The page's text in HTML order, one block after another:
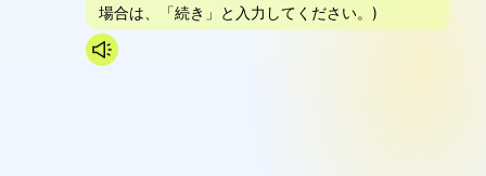
場合は、「続き」と入力してください。)